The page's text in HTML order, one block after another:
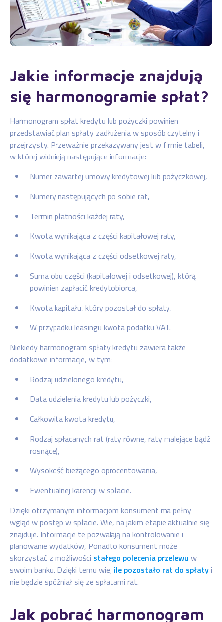
Jakie informacje znajdują
się harmonogramie spłat?
Harmonogram spłat kredytu lub pożyczki powinien
przedstawiać plan spłaty zadłużenia w sposób czytelny i
przejrzysty. Przeważnie przekazywany jest w firmie tabeli,
w której widnieją następujące informacje:
Numer zawartej umowy kredytowej lub pożyczkowej,
Numery następujących po sobie rat,
Termin płatności każdej raty,
Kwota wynikająca z części kapitałowej raty,
Kwota wynikająca z części odsetkowej raty,
Suma obu części (kapitałowej i odsetkowej), którą
powinien zapłacić kredytobiorca,
Kwota kapitału, który pozostał do spłaty,
W przypadku leasingu kwota podatku VAT.
Niekiedy harmonogram spłaty kredytu zawiera także
dodatkowe informacje, w tym:
Rodzaj udzielonego kredytu,
Data udzielenia kredytu lub pożyczki,
Całkowita kwota kredytu,
Rodzaj spłacanych rat (raty równe, raty malejące bądź
rosnące),
Wysokość bieżącego oprocentowania,
Ewentualnej karencji w spłacie.
Dzięki otrzymanym informacjom konsument ma pełny
wgląd w postęp w spłacie. Wie, na jakim etapie aktualnie się
znajduje. Informacje te pozwalają na kontrolowanie i
planowanie wydatków, Ponadto konsument może
skorzystać z możliwości stałego polecenia przelewu w
swoim banku. Dzięki temu wie, ile pozostało rat do spłatyi
nie będzie spóźniał się ze spłatami rat.
Jak pobrać harmonogram